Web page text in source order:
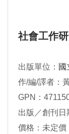
社會工作
出版單位： 國
作/編/譯者：
GPN：
出版／創刊
價格：未定價